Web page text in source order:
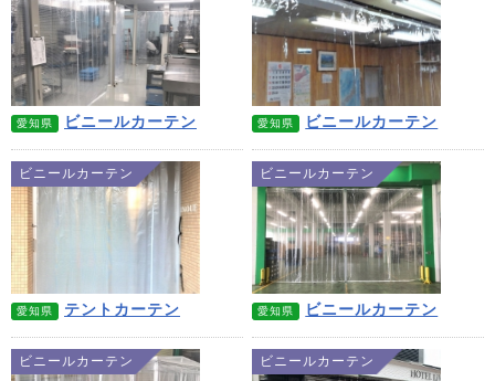
愛知県 ビニールカーテン 愛知県 ビニールカーテン
ビニールカーテン
愛知県 テントカーテン
ビニールカーテン
愛知県 ビニールカーテン
ビニールカーテン ビニールカーテン